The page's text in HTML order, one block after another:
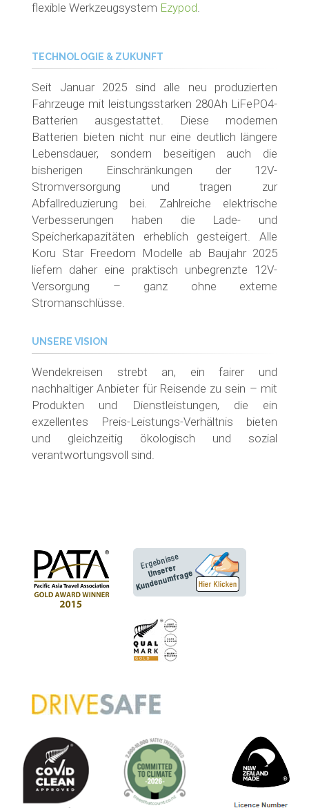
flexible Werkzeugsystem Ezypod.
TECHNOLOGIE & ZUKUNFT
Seit Januar 2025 sind alle neu produzierten
Fahrzeuge mit leistungsstarken 280Ah LiFePO4-
Batterien ausgestattet. Diese modernen
Batterien bieten nicht nur eine deutlich längere
Lebensdauer, sondern beseitigen auch die
bisherigen Einschränkungen der 12V-
Stromversorgung und tragen zur
Abfallreduzierung bei. Zahlreiche elektrische
Verbesserungen haben die Lade- und
Speicherkapazitäten erheblich gesteigert. Alle
Koru Star Freedom Modelle ab Baujahr 2025
liefern daher eine praktisch unbegrenzte 12V-
Versorgung – ganz ohne externe
Stromanschlüsse.
UNSERE VISION
Wendekreisen strebt an, ein fairer und
nachhaltiger Anbieter für Reisende zu sein – mit
Produkten und Dienstleistungen, die ein
exzellentes Preis-Leistungs-Verhältnis bieten
und gleichzeitig ökologisch und sozial
verantwortungsvoll sind.